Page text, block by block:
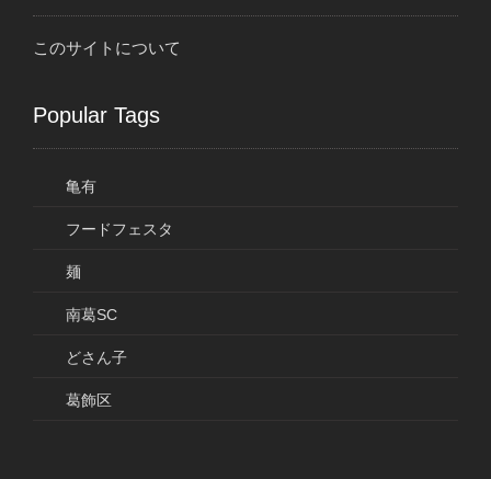
このサイトについて
Popular Tags
亀有
フードフェスタ
麺
南葛SC
どさん子
葛飾区